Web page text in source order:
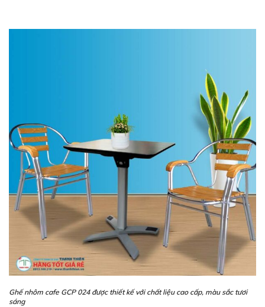
Ghế nhôm cafe GCP 024 được thiết kế với chất liệu cao cấp, màu sắc tươi
sáng